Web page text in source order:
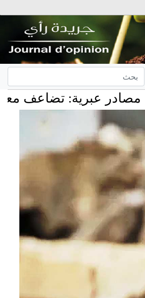
عبرية: تضاعف معدل